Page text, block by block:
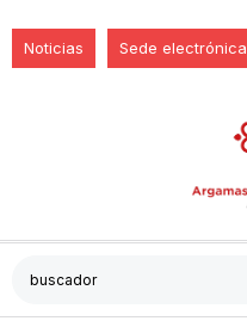
Noticias Sede electrónica